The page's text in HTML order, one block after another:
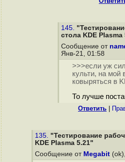
145.
стола KDE Plasma
Сообщение от
Янв-21, 01:58
>>>если уж
культи, на мой
ковыряться в
То лучше
Ответить
135. "Тестирование
KDE Plasma 5.21"
Сообщение от Megabit